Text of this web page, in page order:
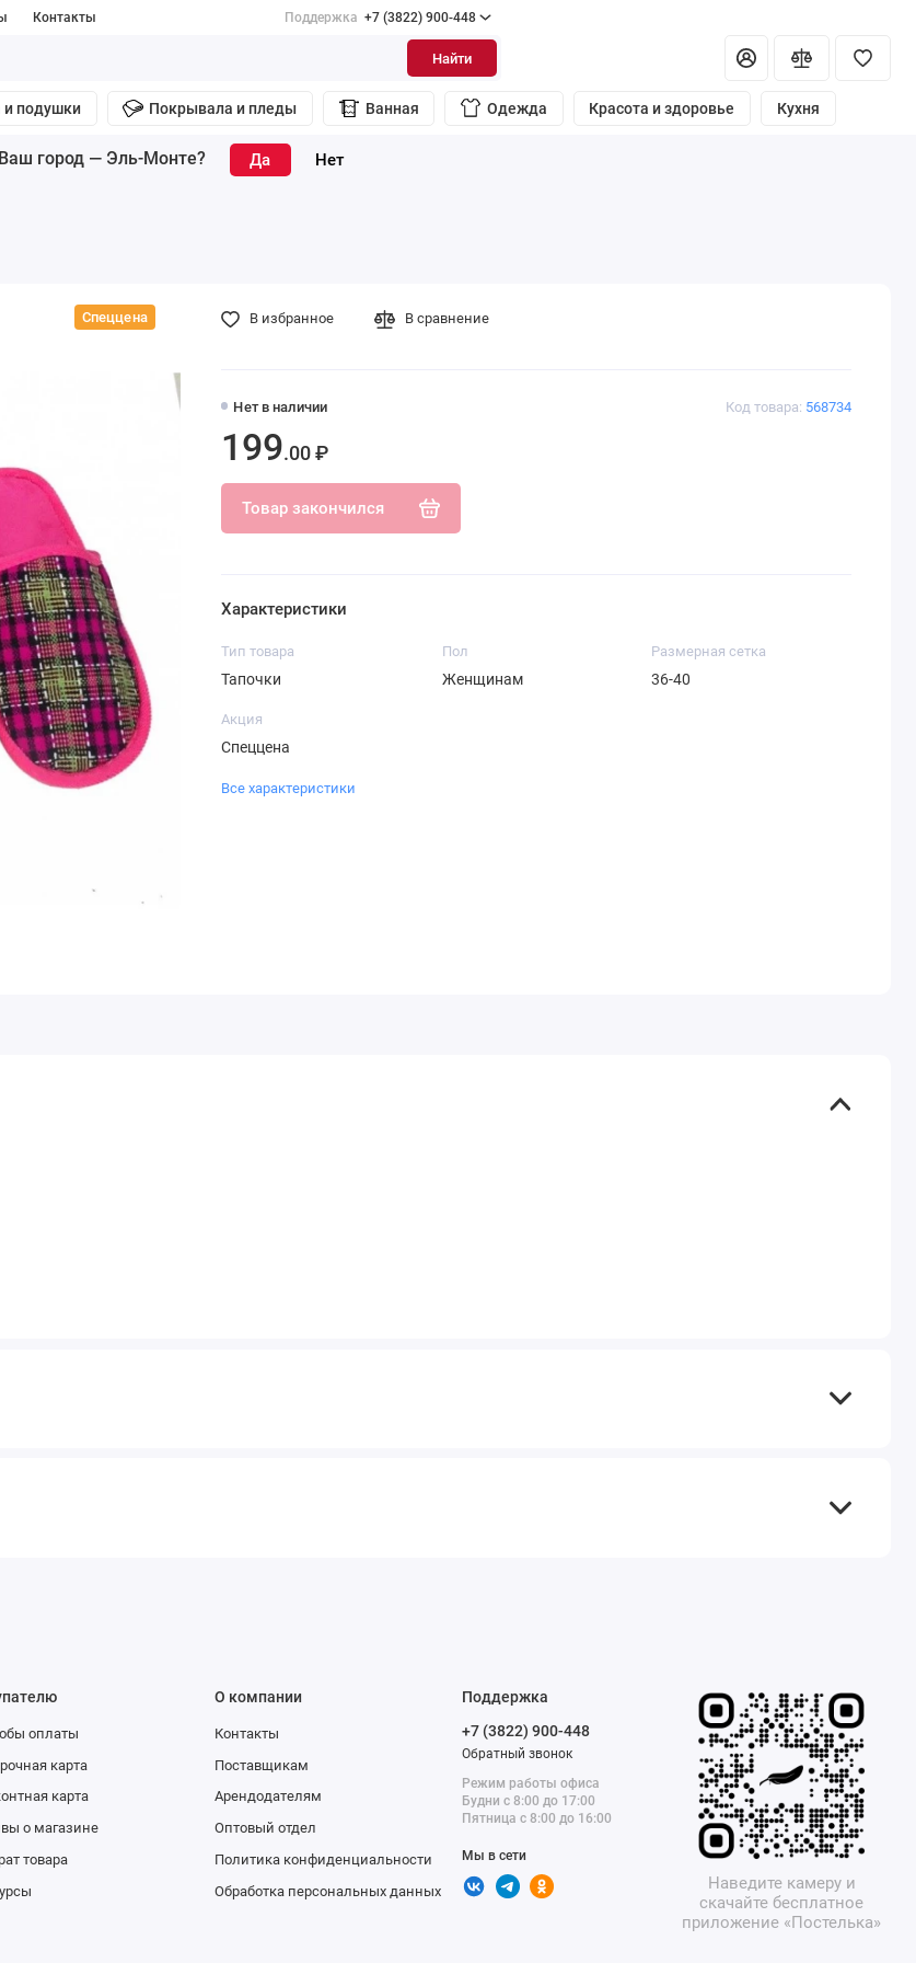
Контакты Поддержка +7 (3822) 900-448
Найти
и подушки Покрывала и пледы Ванная Одежда Красота и здоровье Кухня
Ваш город — Эль-Монте?
Спеццена
Код товара: 568734
Нет в наличии
199.00 ₽
Товар закончился
В избранное В сравнение
Характеристики
Тип товара
Тапочки
Пол
Женщинам
Размерная сетка
36-40
Акция
Спеццена
Все характеристики
оплаты
карта
карта
о магазине
товара
О компании
Контакты
Поставщикам
Арендодателям
Оптовый отдел
Политика конфиденциальности
Обработка персональных данных
Поддержка
+7 (3822) 900-448
Обратный звонок
Режим работы офиса
Будни с 8:00 до 17:00
Пятница с 8:00 до 16:00
Мы в сети
Наведите камеру и
скачайте бесплатное
приложение «Постелька»